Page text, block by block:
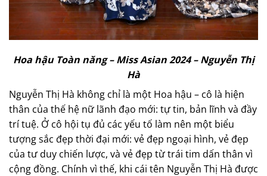
Hoa hậu Toàn năng – Miss Asian 2024 – Nguyễn Thị
Hà
Nguyễn Thị Hà không chỉ là một Hoa hậu – cô là hiện
thân của thế hệ nữ lãnh đạo mới: tự tin, bản lĩnh và đầy
trí tuệ. Ở cô hội tụ đủ các yếu tố làm nên một biểu
tượng sắc đẹp thời đại mới: vẻ đẹp ngoại hình, vẻ đẹp
của tư duy chiến lược, và vẻ đẹp từ trái tim dấn thân vì
cộng đồng. Chính vì thế, khi cái tên Nguyễn Thị Hà được